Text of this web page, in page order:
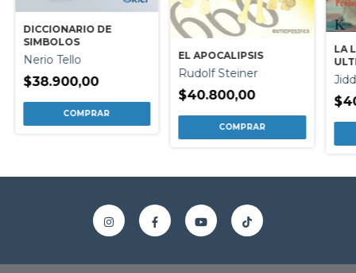
DICCIONARIO DE
SIMBOLOS
Nerio Tello
$38.900,00
EL APOCALIPSIS
Rudolf Steiner
$40.800,00
LA